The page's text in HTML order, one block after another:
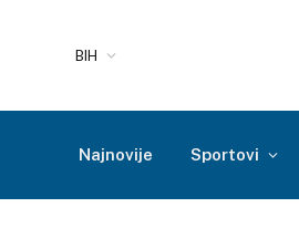
BIH
Najnovije Sportovi